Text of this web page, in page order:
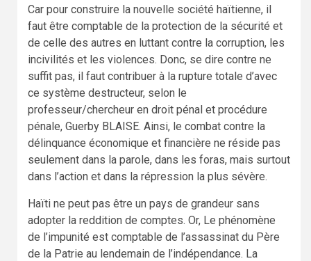
Car pour construire la nouvelle société haïtienne, il
faut être comptable de la protection de la sécurité et
de celle des autres en luttant contre la corruption, les
incivilités et les violences. Donc, se dire contre ne
suffit pas, il faut contribuer à la rupture totale d’avec
ce système destructeur, selon le
professeur/chercheur en droit pénal et procédure
pénale, Guerby BLAISE. Ainsi, le combat contre la
délinquance économique et financière ne réside pas
seulement dans la parole, dans les foras, mais surtout
dans l’action et dans la répression la plus sévère.
Haïti ne peut pas être un pays de grandeur sans
adopter la reddition de comptes. Or, Le phénomène
de l’impunité est comptable de l’assassinat du Père
de la Patrie au lendemain de l’indépendance. La